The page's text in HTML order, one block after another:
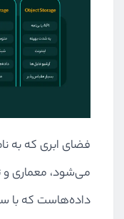
می‌شود، معماری و
داده‌هاست که با